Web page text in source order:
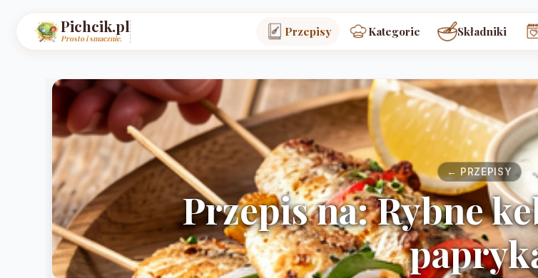
Pichcik.pl
Prosto i smacznie. Przepisy Kategorie Składniki
← PRZEPISY
Przepis na: Rybne